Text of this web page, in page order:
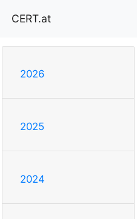
CERT.at
2026
2025
2024